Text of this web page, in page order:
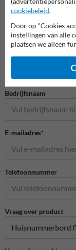
Stel je vraag aan
Bedrijfsnaam
E-mailadres*
Telefoonnummer
Vraag over product
cookiebeleid.
Door op "Cookies
instellingen van alle
plaatsen we alleen